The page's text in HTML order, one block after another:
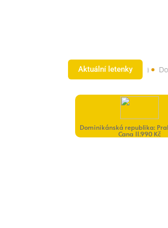
Aktuální letenky
Praha – Phu Quoc 4.990 Kč (OW)
Dominikánská republika:
Cana 11.990 Kč